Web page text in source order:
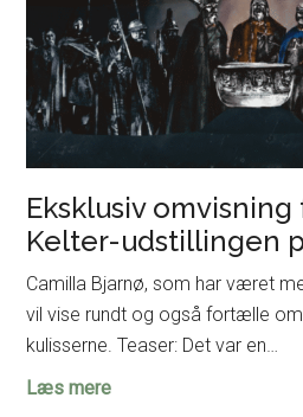
Eksklusiv omvisning
Kelter-udstillingen
Camilla Bjarnø, som har været
vil vise rundt og også fortælle
kulisserne. Teaser: Det var en…
Læs mereEksklusiv